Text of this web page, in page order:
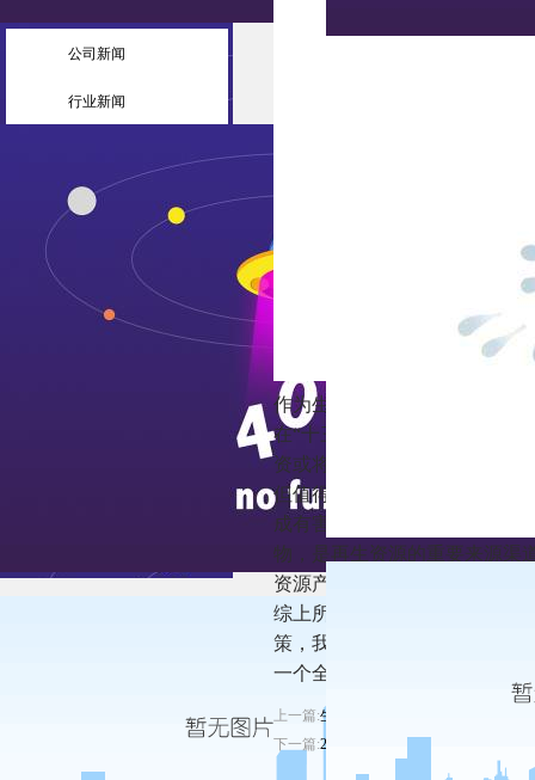
公司新闻
行业新闻
作为生态文明建设的重要内容
在“十三五”期间环保投入将增
资或将达到17000亿元，占比达
但值得注意的是，在2019年7
成有害垃圾、可回收垃圾、湿
物，是再生资源的重要来源渠
资源产业、固废处理产业、垃
综上所述，随着国家对环保重
策，我国可再生资源产业有望
一个全新的发展高峰时期。
上一篇:生态环境部：急事急办特事特办
下一篇:2019年我国水务行业销售收入不